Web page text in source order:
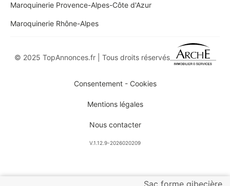
Sac forme gibecière
Maroquinerie Provence-Alpes-Côte d'Azur
Maroquinerie Rhône-Alpes
© 2025 TopAnnonces.fr | Tous droits réservés
Consentement - Cookies
Mentions légales
Nous contacter
V.1.12.9-2026020209